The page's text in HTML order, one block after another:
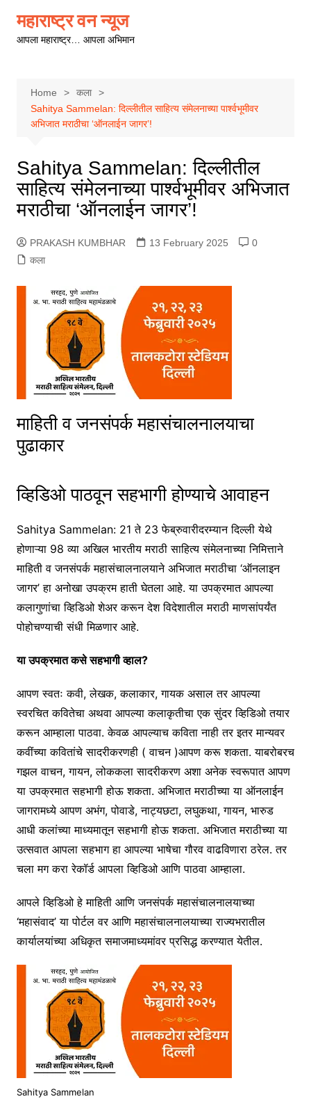
content
महाराष्ट्र वन न्यूज
आपला महाराष्ट्र… आपला अभिमान
Home
कला
Sahitya Sammelan: दिल्लीतील साहित्य संमेलनाच्या पार्श्वभूमीवर
अभिजात मराठीचा ‘ऑनलाईन जागर’!
Sahitya Sammelan: दिल्लीतील
साहित्य संमेलनाच्या पार्श्वभूमीवर अभिजात
मराठीचा ‘ऑनलाईन जागर’!
PRAKASH KUMBHAR 13 February 2025
0
कला
माहिती व जनसंपर्क महासंचालनालयाचा
पुढाकार
व्हिडिओ पाठवून सहभागी होण्याचे आवाहन
Sahitya Sammelan: 21 ते 23 फेब्रुवारीदरम्यान दिल्ली येथे
होणाऱ्या 98 व्या अखिल भारतीय मराठी साहित्य संमेलनाच्या निमित्ताने
माहिती व जनसंपर्क महासंचालनालयाने अभिजात मराठीचा ‘ऑनलाइन
जागर’ हा अनोखा उपक्रम हाती घेतला आहे. या उपक्रमात आपल्या
कलागुणांचा व्हिडिओ शेअर करून देश विदेशातील मराठी माणसांपर्यंत
पोहोचण्याची संधी मिळणार आहे.
या उपक्रमात कसे सहभागी व्हाल?
आपण स्वतः कवी, लेखक, कलाकार, गायक असाल तर आपल्या
स्वरचित कवितेचा अथवा आपल्या कलाकृतीचा एक सुंदर व्हिडिओ तयार
करून आम्हाला पाठवा. केवळ आपल्याच कविता नाही तर इतर मान्यवर
कवींच्या कवितांचे सादरीकरणही ( वाचन )आपण करू शकता. याबरोबरच
गझल वाचन, गायन, लोककला सादरीकरण अशा अनेक स्वरूपात आपण
या उपक्रमात सहभागी होऊ शकता. अभिजात मराठीच्या या ऑनलाईन
जागरामध्ये आपण अभंग, पोवाडे, नाट्यछटा, लघुकथा, गायन, भारुड
आधी कलांच्या माध्यमातून सहभागी होऊ शकता. अभिजात मराठीच्या या
उत्सवात आपला सहभाग हा आपल्या भाषेचा गौरव वाढविणारा ठरेल. तर
चला मग करा रेकॉर्ड आपला व्हिडिओ आणि पाठवा आम्हाला.
आपले व्हिडिओ हे माहिती आणि जनसंपर्क महासंचालनालयाच्या
‘महासंवाद’ या पोर्टल वर आणि महासंचालनालयाच्या राज्यभरातील
कार्यालयांच्या अधिकृत समाजमाध्यमांवर प्रसिद्ध करण्यात येतील.
Sahitya Sammelan